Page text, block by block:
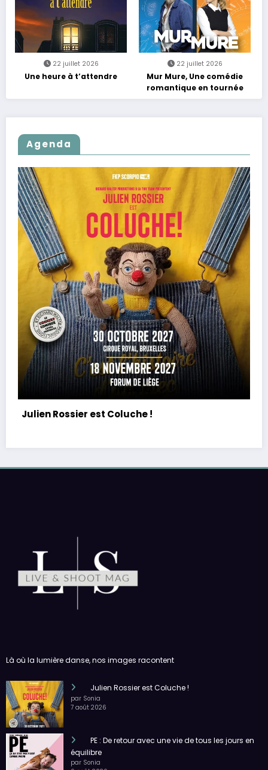
22 juillet 2026
Une heure à t’attendre
22 juillet 2026
Mur Mure, Une comédie
romantique en tournée
Agenda